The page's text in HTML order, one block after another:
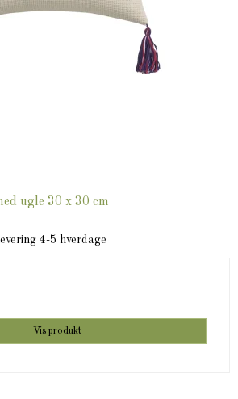
ugle 30 x 30 cm
4-5 hverdage
Vis produkt